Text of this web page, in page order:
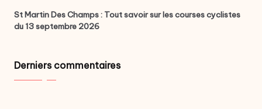
St Martin Des Champs : Tout savoir sur les courses cyclistes
du 13 septembre 2026
Derniers commentaires